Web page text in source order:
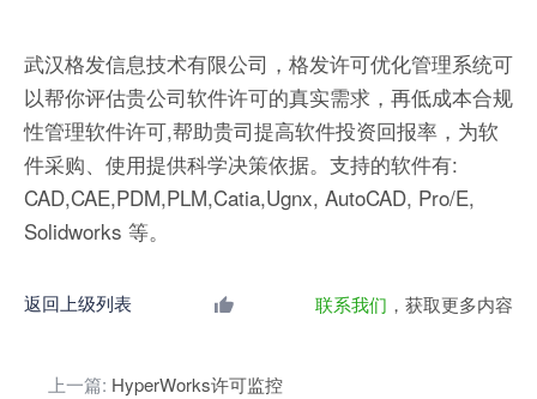
武汉格发信息技术有限公司，格发许可优化管理系统可
以帮你评估贵公司软件许可的真实需求，再低成本合规
性管理软件许可,帮助贵司提高软件投资回报率，为软
件采购、使用提供科学决策依据。支持的软件有:
CAD,CAE,PDM,PLM,Catia,Ugnx, AutoCAD, Pro/E,
Solidworks 等。
返回上级列表 联系我们 ，获取更多内容
上一篇: HyperWorks许可监控